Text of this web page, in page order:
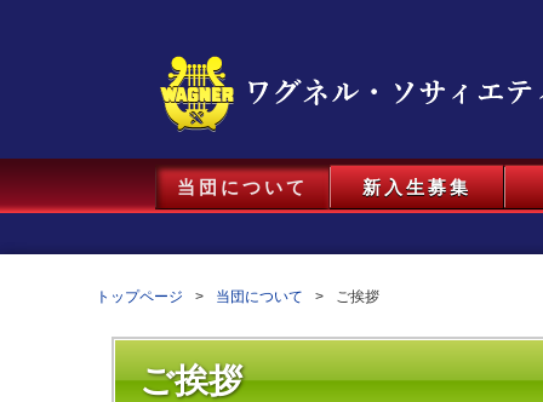
当団について 新入生募集
トップページ 当団について ご挨拶
ご挨拶